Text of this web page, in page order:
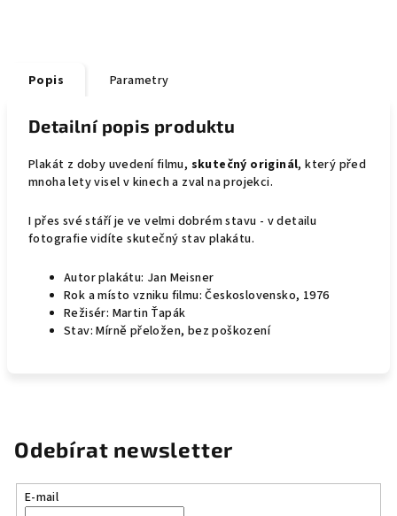
Popis Parametry
Detailní popis produktu
Plakát z doby uvedení filmu, skutečný originál, který před
mnoha lety visel v kinech a zval na projekci.
I přes své stáří je ve velmi dobrém stavu - v detailu
fotografie vidíte skutečný stav plakátu.
Autor plakátu: Jan Meisner
Rok a místo vzniku filmu: Československo, 1976
Režisér: Martin Ťapák
Stav: Mírně přeložen, bez poškození
Odebírat newsletter
E-mail